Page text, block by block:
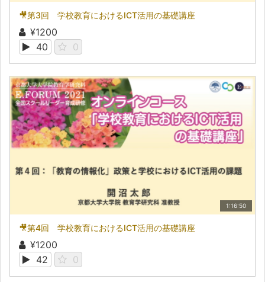
🎥第3回 学校教育におけるICT活用の基礎講座
¥1200
40
0
1:16:50
🎥第4回 学校教育におけるICT活用の基礎講座
¥1200
42
0